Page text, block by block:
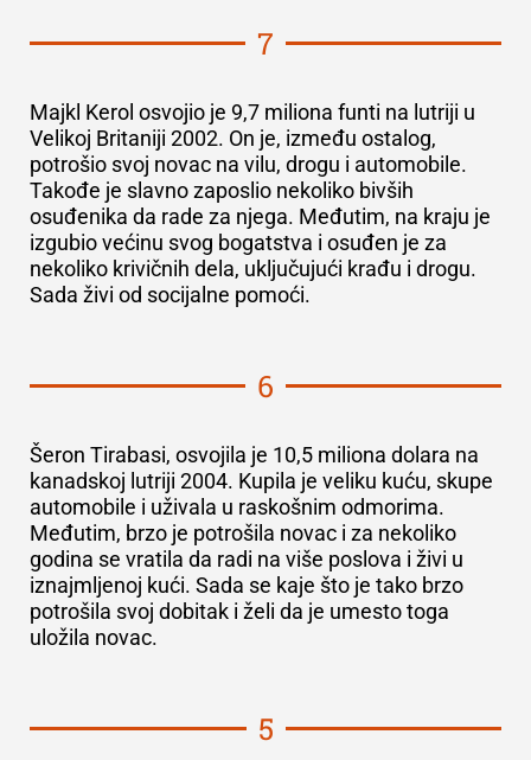
7
Majkl Kerol osvojio je 9,7 miliona funti na lutriji u
Velikoj Britaniji 2002. On je, između ostalog,
potrošio svoj novac na vilu, drogu i automobile.
Takođe je slavno zaposlio nekoliko bivših
osuđenika da rade za njega. Međutim, na kraju je
izgubio većinu svog bogatstva i osuđen je za
nekoliko krivičnih dela, uključujući krađu i drogu.
Sada živi od socijalne pomoći.
6
Šeron Tirabasi, osvojila je 10,5 miliona dolara na
kanadskoj lutriji 2004. Kupila je veliku kuću, skupe
automobile i uživala u raskošnim odmorima.
Međutim, brzo je potrošila novac i za nekoliko
godina se vratila da radi na više poslova i živi u
iznajmljenoj kući. Sada se kaje što je tako brzo
potrošila svoj dobitak i želi da je umesto toga
uložila novac.
5